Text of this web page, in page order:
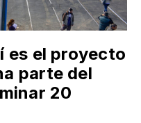
es el proyecto
parte del
20